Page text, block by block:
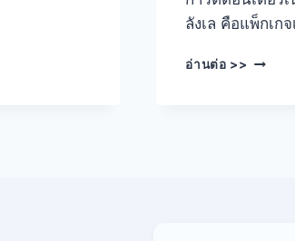
ลังเล คือแพ็กเก
อ่านต่อ >> ไขข้อ